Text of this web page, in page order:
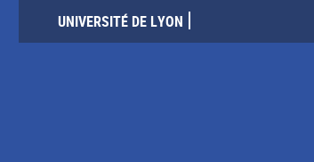
UNIVERSITÉ DE LYON